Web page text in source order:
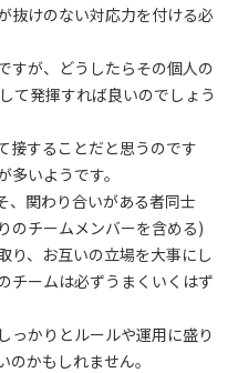
抜けのない対応力を付ける必
すが、どうしたらその個人の
て発揮すれば良いのでしょう
接することだと思うのです
いようです。
、関わり合いがある者同士
のチームメンバーを含める)
り、お互いの立場を大事にし
チームは必ずうまくいくはず
っかりとルールや運用に盛り
かもしれません。